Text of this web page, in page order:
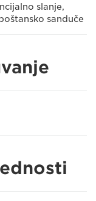
slanje,
sanduče